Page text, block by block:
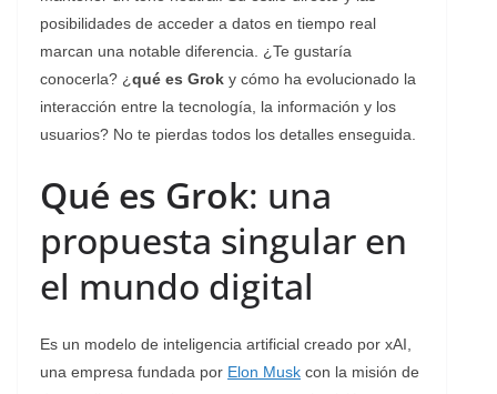
posibilidades de acceder a datos en tiempo real
marcan una notable diferencia. ¿Te gustaría
conocerla? ¿qué es Grok y cómo ha evolucionado la
interacción entre la tecnología, la información y los
usuarios? No te pierdas todos los detalles enseguida.
Qué es Grok: una
propuesta singular en
el mundo digital
Es un modelo de inteligencia artificial creado por xAI,
una empresa fundada por Elon Musk con la misión de